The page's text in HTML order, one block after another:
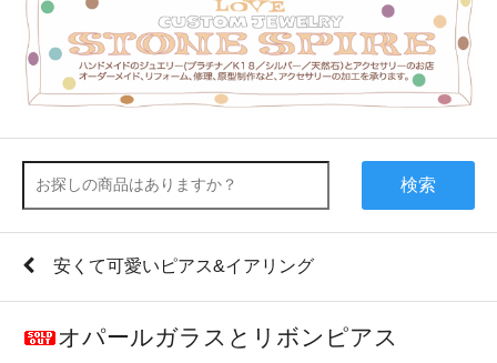
検索
安くて可愛いピアス&イアリング
オパールガラスとリボンピアス